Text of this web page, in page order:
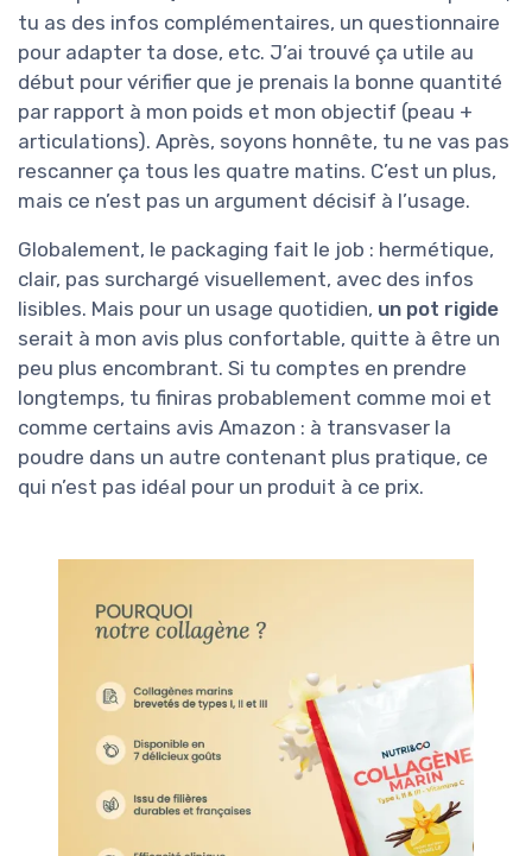
tu as des infos complémentaires, un questionnaire
pour adapter ta dose, etc. J’ai trouvé ça utile au
début pour vérifier que je prenais la bonne quantité
par rapport à mon poids et mon objectif (peau +
articulations). Après, soyons honnête, tu ne vas pas
rescanner ça tous les quatre matins. C’est un plus,
mais ce n’est pas un argument décisif à l’usage.
Globalement, le packaging fait le job : hermétique,
clair, pas surchargé visuellement, avec des infos
lisibles. Mais pour un usage quotidien, un pot rigide
serait à mon avis plus confortable, quitte à être un
peu plus encombrant. Si tu comptes en prendre
longtemps, tu finiras probablement comme moi et
comme certains avis Amazon : à transvaser la
poudre dans un autre contenant plus pratique, ce
qui n’est pas idéal pour un produit à ce prix.